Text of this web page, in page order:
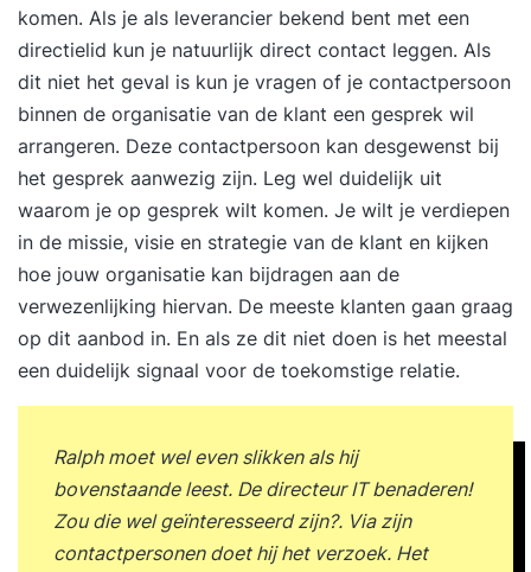
komen. Als je als leverancier bekend bent met een
directielid kun je natuurlijk direct contact leggen. Als
dit niet het geval is kun je vragen of je contactpersoon
binnen de organisatie van de klant een gesprek wil
arrangeren. Deze contactpersoon kan desgewenst bij
het gesprek aanwezig zijn. Leg wel duidelijk uit
waarom je op gesprek wilt komen. Je wilt je verdiepen
in de missie, visie en strategie van de klant en kijken
hoe jouw organisatie kan bijdragen aan de
verwezenlijking hiervan. De meeste klanten gaan graag
op dit aanbod in. En als ze dit niet doen is het meestal
een duidelijk signaal voor de toekomstige relatie.
Ralph moet wel even slikken als hij
bovenstaande leest. De directeur IT benaderen!
Zou die wel geïnteresseerd zijn?. Via zijn
contactpersonen doet hij het verzoek. Het